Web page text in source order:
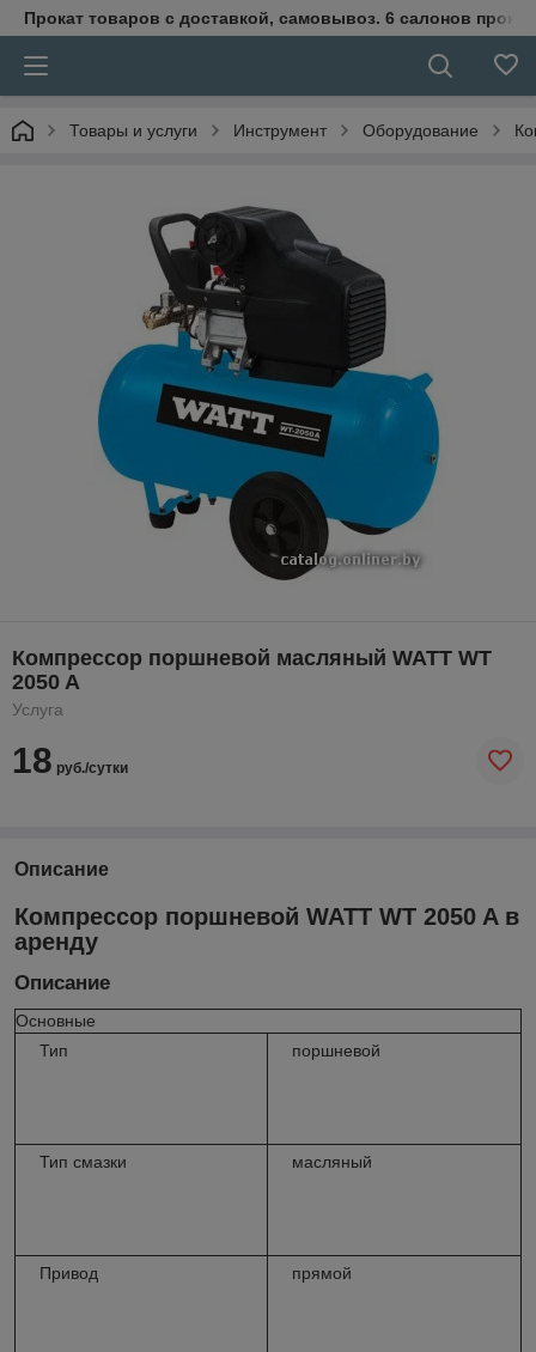
Прокат товаров с доставкой, самовывоз. 6 салонов
Товары и услуги Инструмент Оборудование
Компрессор поршневой масляный WATT WT
2050 A
Услуга
18 руб./сутки
Описание
Компрессор поршневой WATT WT 2050 A в
аренду
Описание
Основные
Тип
поршневой
Тип смазки масляный
Привод прямой